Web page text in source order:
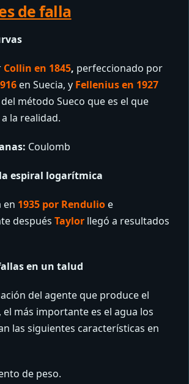
de falla
Collin en 1845, perfeccionado por
en Suecia, y Fellenius en 1927
método Sueco que es el que
la realidad.
Coulomb
espiral logarítmica
en 1935 por Rendulio e
después Taylor llegó a resultados
en un talud
del agente que produce el
más importante es el agua los
las siguientes características en
de peso.